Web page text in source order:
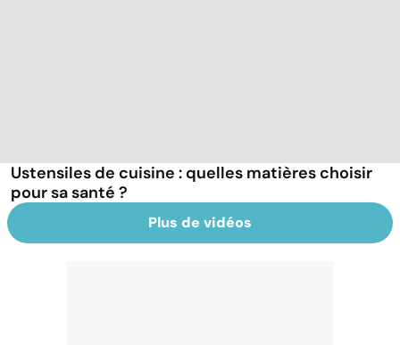
Ustensiles de cuisine : quelles matières choisir
pour sa santé ?
Plus de vidéos